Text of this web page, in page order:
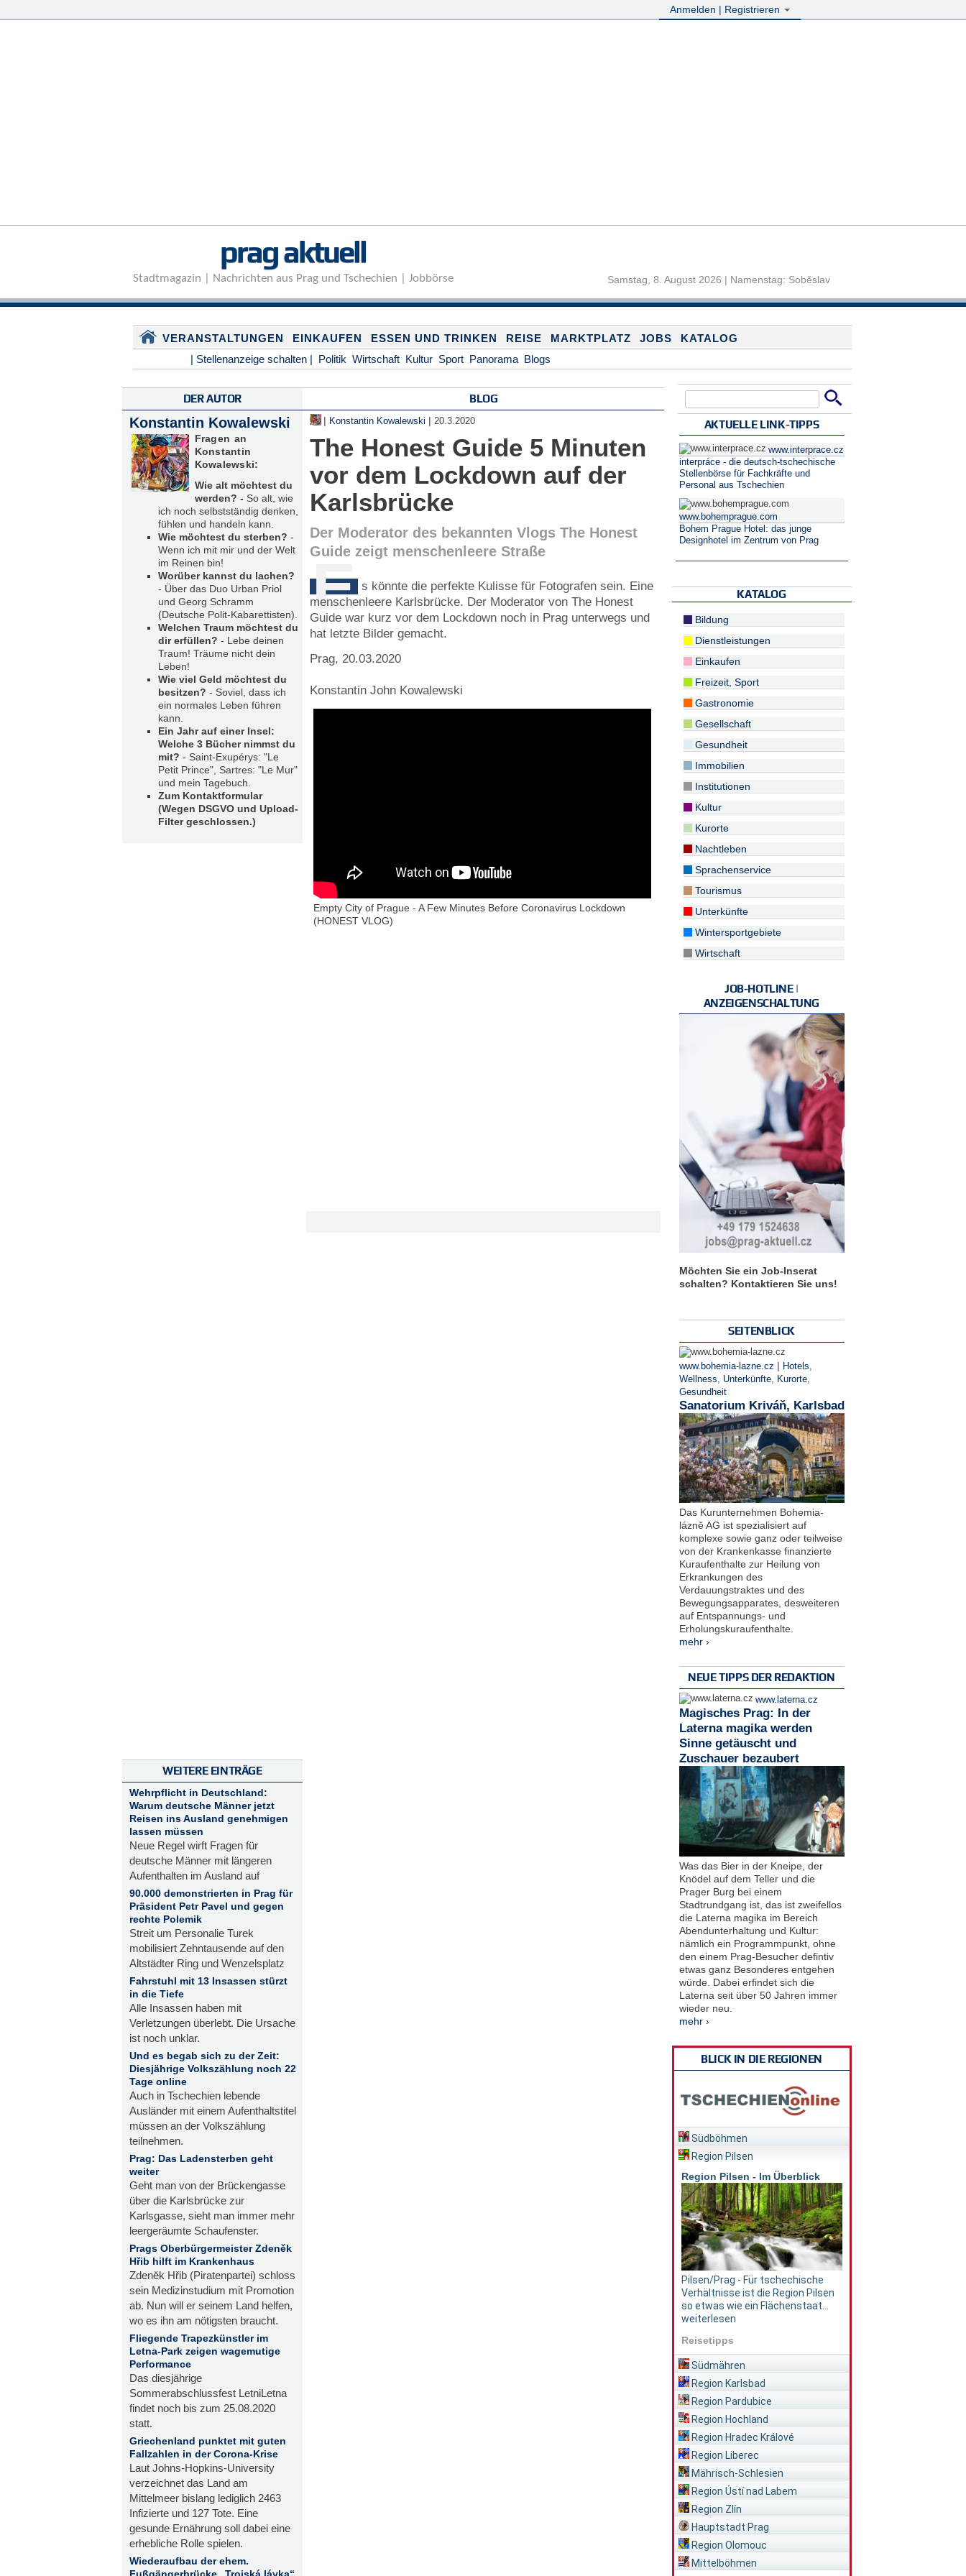
Anmelden | Registrieren
prag aktuell
Stadtmagazin | Nachrichten aus Prag und Tschechien | Jobbörse Samstag, 8. August 2026 | Namenstag: Soběslav
VERANSTALTUNGEN EINKAUFEN ESSEN UND TRINKEN REISE MARKTPLATZ JOBS
KATALOG
| Stellenanzeige schalten | Politik Wirtschaft Kultur Sport Panorama Blogs
DER AUTOR
Konstantin Kowalewski
Fragen an
Konstantin
Kowalewski:
Wie alt möchtest du
werden? - So alt, wie
ich noch selbstständig denken,
fühlen und handeln kann.
Wie möchtest du sterben? -
Wenn ich mit mir und der Welt
im Reinen bin!
Worüber kannst du lachen?
- Über das Duo Urban Priol
und Georg Schramm
(Deutsche Polit-Kabarettisten).
Welchen Traum möchtest du
dir erfüllen? - Lebe deinen
Traum! Träume nicht dein
Leben!
Wie viel Geld möchtest du
besitzen? - Soviel, dass ich
ein normales Leben führen
kann.
Ein Jahr auf einer Insel:
Welche 3 Bücher nimmst du
mit? - Saint-Exupérys: "Le
Petit Prince", Sartres: "Le Mur"
und mein Tagebuch.
Zum Kontaktformular
(Wegen DSGVO und Upload-
Filter geschlossen.)
WEITERE EINTRÄGE
Wehrpflicht in Deutschland:
Warum deutsche Männer jetzt
Reisen ins Ausland genehmigen
lassen müssen
Neue Regel wirft Fragen für
deutsche Männer mit längeren
Aufenthalten im Ausland auf
90.000 demonstrierten in Prag für
Präsident Petr Pavel und gegen
rechte Polemik
Streit um Personalie Turek
mobilisiert Zehntausende auf den
Altstädter Ring und Wenzelsplatz
Fahrstuhl mit 13 Insassen stürzt
in die Tiefe
Alle Insassen haben mit
Verletzungen überlebt. Die Ursache
ist noch unklar.
Und es begab sich zu der Zeit:
Diesjährige Volkszählung noch 22
Tage online
Auch in Tschechien lebende
Ausländer mit einem Aufenthaltstitel
müssen an der Volkszählung
teilnehmen.
Prag: Das Ladensterben geht
weiter
Geht man von der Brückengasse
über die Karlsbrücke zur
Karlsgasse, sieht man immer mehr
leergeräumte Schaufenster.
Prags Oberbürgermeister Zdeněk
Hřib hilft im Krankenhaus
Zdeněk Hřib (Piratenpartei) schloss
sein Medizinstudium mit Promotion
ab. Nun will er seinem Land helfen,
wo es ihn am nötigsten braucht.
Fliegende Trapezkünstler im
Letna-Park zeigen wagemutige
Performance
Das diesjährige
Sommerabschlussfest LetniLetna
findet noch bis zum 25.08.2020
statt.
Griechenland punktet mit guten
Fallzahlen in der Corona-Krise
Laut Johns-Hopkins-University
verzeichnet das Land am
Mittelmeer bislang lediglich 2463
Infizierte und 127 Tote. Eine
gesunde Ernährung soll dabei eine
erhebliche Rolle spielen.
Wiederaufbau der ehem.
BLOG
| Konstantin Kowalewski | 20.3.2020
The Honest Guide 5 Minuten
vor dem Lockdown auf der
Karlsbrücke
Der Moderator des bekannten Vlogs The Honest
Guide zeigt menschenleere Straße
E s könnte die perfekte Kulisse für Fotografen sein. Eine
menschenleere Karlsbrücke. Der Moderator von The Honest
Guide war kurz vor dem Lockdown noch in Prag unterwegs und
hat letzte Bilder gemacht.
Prag, 20.03.2020
Konstantin John Kowalewski
Empty City of Prague - A Few Minutes Before Coronavirus Lockdown
(HONEST VLOG)
AKTUELLE LINK-TIPPS
www.interprace.cz
interpráce - die deutsch-tschechische
Stellenbörse für Fachkräfte und
Personal aus Tschechien
www.bohemprague.com
Bohem Prague Hotel: das junge
Designhotel im Zentrum von Prag
KATALOG
Bildung
Dienstleistungen
Einkaufen
Freizeit, Sport
Gastronomie
Gesellschaft
Gesundheit
Immobilien
Institutionen
Kultur
Kurorte
Nachtleben
Sprachenservice
Tourismus
Unterkünfte
Wintersportgebiete
Wirtschaft
JOB-HOTLINE |
ANZEIGENSCHALTUNG
Möchten Sie ein Job-Inserat
schalten? Kontaktieren Sie uns!
SEITENBLICK
www.bohemia-lazne.cz | Hotels
Wellness
Unterkünfte, Kurorte,
Gesundheit
Sanatorium Kriváň, Karlsbad
Das Kurunternehmen Bohemia-
lázně AG ist spezialisiert auf
komplexe sowie ganz oder teilweise
von der Krankenkasse finanzierte
Kuraufenthalte zur Heilung von
Erkrankungen des
Verdauungstraktes und des
Bewegungsapparates, desweiteren
auf Entspannungs- und
Erholungskuraufenthalte.
mehr ›
NEUE TIPPS DER REDAKTION
www.laterna.cz
Magisches Prag: In der
Laterna magika werden
Sinne getäuscht und
Zuschauer bezaubert
Was das Bier in der Kneipe, der
Knödel auf dem Teller und die
Prager Burg bei einem
Stadtrundgang ist, das ist zweifellos
die Laterna magika im Bereich
Abendunterhaltung und Kultur:
nämlich ein Programmpunkt, ohne
den einem Prag-Besucher defintiv
etwas ganz Besonderes entgehen
würde. Dabei erfindet sich die
Laterna seit über 50 Jahren immer
wieder neu.
mehr ›
BLICK IN DIE REGIONEN
Südböhmen
Region Pilsen
Region Pilsen - Im Überblick
Pilsen/Prag - Für tschechische
Verhältnisse ist die Region Pilsen
so etwas wie ein Flächenstaat...
weiterlesen
Reisetipps
Südmähren
Region Karlsbad
Region Pardubice
Region Hochland
Region Hradec Králové
Region Liberec
Mährisch-Schlesien
Region Ústí nad Labem
Region Zlín
Hauptstadt Prag
Region Olomouc
Mittelböhmen